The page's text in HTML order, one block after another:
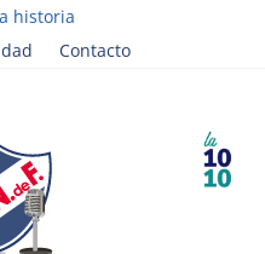
historia
Contacto